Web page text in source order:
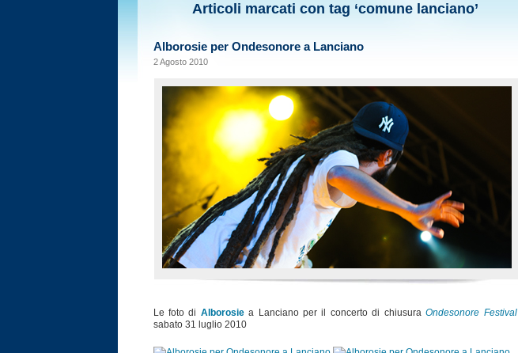
Articoli marcati con tag ‘comune lanciano’
Alborosie per Ondesonore a Lanciano
2 Agosto 2010
Le foto di Alborosiea Lanciano per il concerto di chiusuraOndesonore Festival
sabato 31 luglio 2010